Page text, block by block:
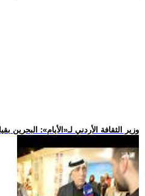
.. وزير الثقافة الأردني لـ«الأيام»: البحرين